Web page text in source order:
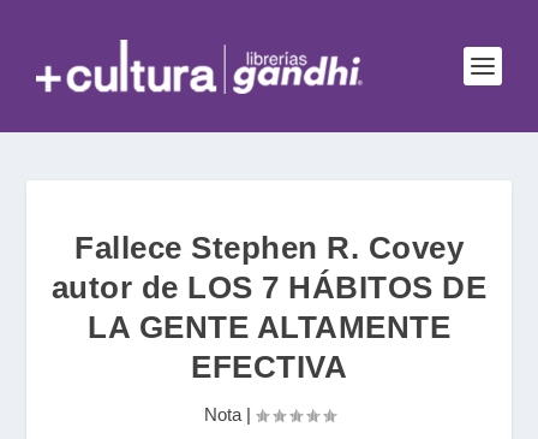
Fallece Stephen R. Covey
autor de LOS 7 HÁBITOS DE
LA GENTE ALTAMENTE
EFECTIVA
Nota|